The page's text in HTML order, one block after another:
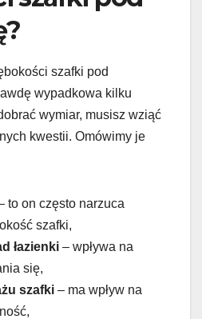
szafki pod
wypadkowa kilku
wymiar, musisz wziąć
kwestii. Omówimy je
to on często narzuca
szafki,
łazienki – wpływa na
się,
szafki – ma wpływ na